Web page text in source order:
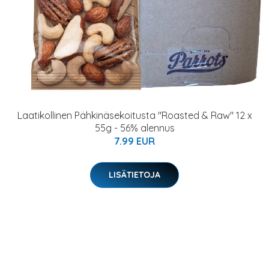
Laatikollinen Pähkinäsekoitusta "Roasted & Raw" 12 x
55g - 56% alennus
7.99 EUR
LISÄTIETOJA